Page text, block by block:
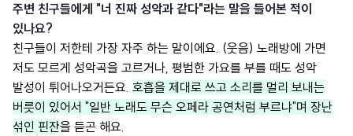
주변 친구들에게 "너 진짜 성악과 같다"라는 말을 들어본 적이
있나요?
친구들이 저한테 가장 자주 하는 말이에요. (웃음) 노래방에 가면
저도 모르게 성악곡을 고르거나, 평범한 가요를 부를 때도 성악
발성이 튀어나오거든요. 호흡을 제대로 쓰고 소리를 멀리 보내는
버릇이 있어서 "일반 노래도 무슨 오페라 공연처럼 부르냐"며 장난
섞인 핀잔을 듣곤 해요.